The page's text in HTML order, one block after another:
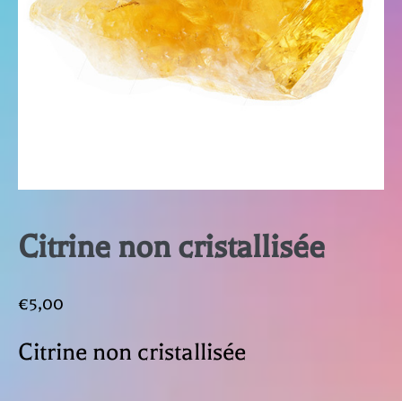
Citrine non cristallisée
€5,00
Citrine non cristallisée